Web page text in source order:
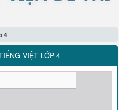
4
VIỆT LỚP 4